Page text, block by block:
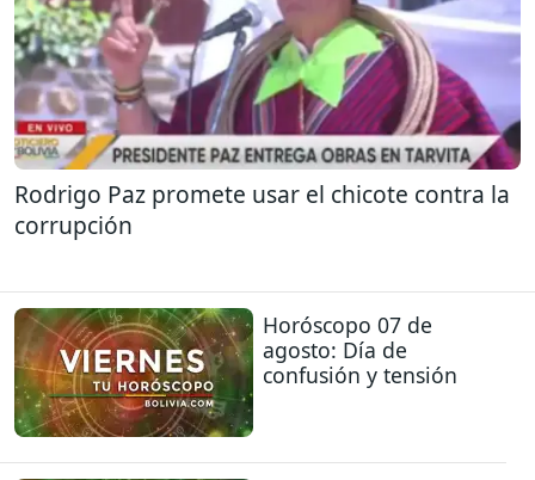
Rodrigo Paz promete usar el chicote contra la
corrupción
Horóscopo 07 de
agosto: Día de
confusión y tensión